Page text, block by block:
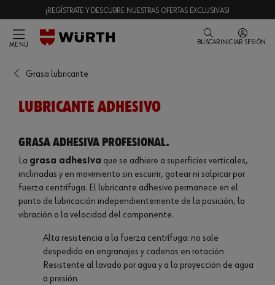
¡REGÍSTRATE Y DESCUBRE NUESTRAS OFERTAS EXCLUSIVAS!
MENÚ BUSCAR INICIAR SESIÓN
Grasa lubricante
LUBRICANTE ADHESIVO
Grasa adhesiva profesional.
La grasa adhesiva que se adhiere a superficies verticales,
inclinadas y en movimiento sin escurrir, gotear ni salpicar por
fuerza centrífuga. El lubricante adhesivo permanece en el
punto de lubricación independientemente de la posición, la
vibración o la velocidad del componente.
Alta resistencia a la fuerza centrífuga: no sale
despedida en engranajes y cadenas en rotación
Resistente al lavado por agua y a la proyección de agua
a presión